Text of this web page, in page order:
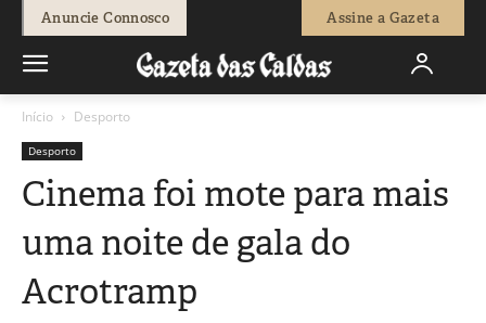
Anuncie Connosco Assine a Gazeta
Início Desporto
Desporto
Cinema foi mote para mais
uma noite de gala do
Acrotramp